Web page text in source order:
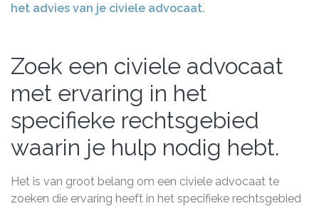
het advies van je civiele advocaat.
Zoek een civiele advocaat
met ervaring in het
specifieke rechtsgebied
waarin je hulp nodig hebt.
Het is van groot belang om een civiele advocaat te
zoeken die ervaring heeft in het specifieke rechtsgebied